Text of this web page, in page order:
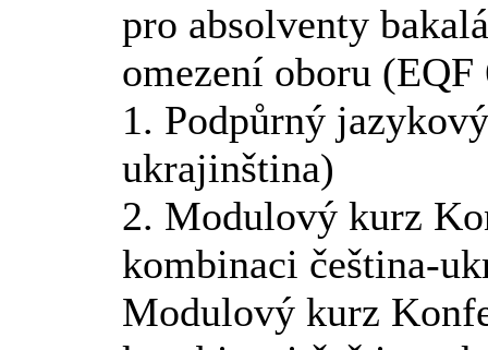
pro absolventy
omezení oboru
1. Podpůrný
ukrajinština)
2. Modulový kurz
kombinaci čeština-
Modulový kurz